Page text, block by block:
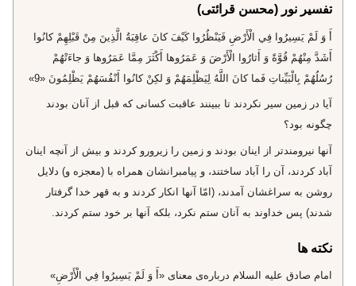
تفسیر نور (محسن قرائتی)
أَ وَ لَمْ يَسِيرُوا فِي الْأَرْضِ فَيَنْظُرُوا كَيْفَ كانَ عاقِبَةُ الَّذِينَ مِنْ قَبْلِهِمْ كانُوا
أَشَدَّ مِنْهُمْ قُوَّةً وَ أَثارُوا الْأَرْضَ وَ عَمَرُوها أَكْثَرَ مِمَّا عَمَرُوها وَ جاءَتْهُمْ
رُسُلُهُمْ بِالْبَيِّناتِ فَما كانَ اللَّهُ لِيَظْلِمَهُمْ وَ لكِنْ كانُوا أَنْفُسَهُمْ يَظْلِمُونَ «9»
آيا در زمين سير نكردند تا ببينند عاقبت كسانى كه قبل از آنان بودند
چگونه بود؟
آنها نيرومندتر از اينان بودند و زمين را زيرورو كردند و بيش از آنچه اينان
آباد كردند، آن را آباد ساختند، و پيامبرانشان همراه با (معجزه و) دلايل
روشن به سراغشان آمدند، (امّا آنها انكار كردند و به قهر خدا گرفتار
شدند) پس خداوند به آنان ستم نكرد، بلكه آنها بر خود ستم كردند.
نکته ها
امام صادق عليه السلام درباره‌ى معناى‌ «أَ وَ لَمْ يَسِيرُوا فِي الْأَرْضِ»